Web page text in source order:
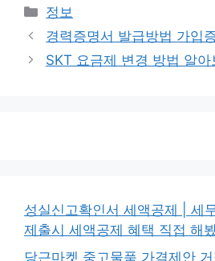
카
테
리
정보
경력증명서 발급방법 가입
SKT 요금제 변경 방법 알아
성실신고확인서 세액공제 | 세
제출시 세액공제 혜택 직접 해
당근마켓 중고물품 가격제안